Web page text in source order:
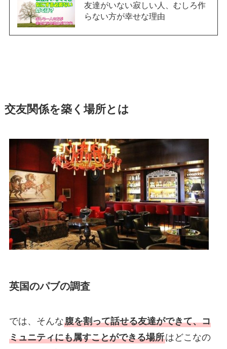
友達がいない寂しい人、むしろ作
らない方が幸せな理由
交友関係を築く場所とは
英国のパブの調査
では、そんな腹を割って話せる友達ができて、コ
ミュニティにも属すことができる場所はどこなの